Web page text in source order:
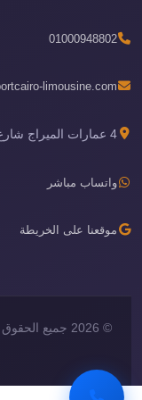
01000948802
limousine.com
4 عمارات الميراج شارع الجامعة زهراء مدينة نصر القاهرة مصر
واتساب مباشر
موقعنا على الخريطة
© 2026 جميع الحقوق محفوظة —